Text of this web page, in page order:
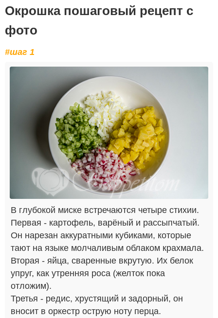
Окрошка пошаговый рецепт с
фото
#шаг 1
В глубокой миске встречаются четыре стихии.
Первая - картофель, варёный и рассыпчатый.
Он нарезан аккуратными кубиками, которые
тают на языке молчаливым облаком крахмала.
Вторая - яйца, сваренные вкрутую. Их белок
упруг, как утренняя роса (желток пока
отложим).
Третья - редис, хрустящий и задорный, он
вносит в оркестр острую ноту перца.